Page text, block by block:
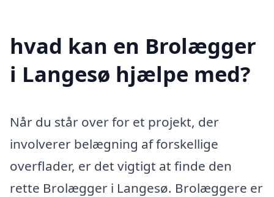
hvad kan en Brolægger
i Langesø hjælpe med?
Når du står over for et projekt, der
involverer belægning af forskellige
overflader, er det vigtigt at finde den
rette Brolægger i Langesø. Brolæggere er